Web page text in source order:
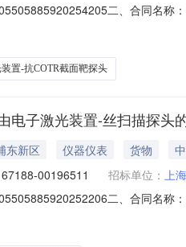
二、合同名称
电子科技有限公司法定代表人：
置-抗COTR截面靶探头
电子激光装置-丝扫描探头
东新区 仪器仪表 货物
00196511 招标单位： 上
二、合同名称
法定代表人：邵海根(男)地址：